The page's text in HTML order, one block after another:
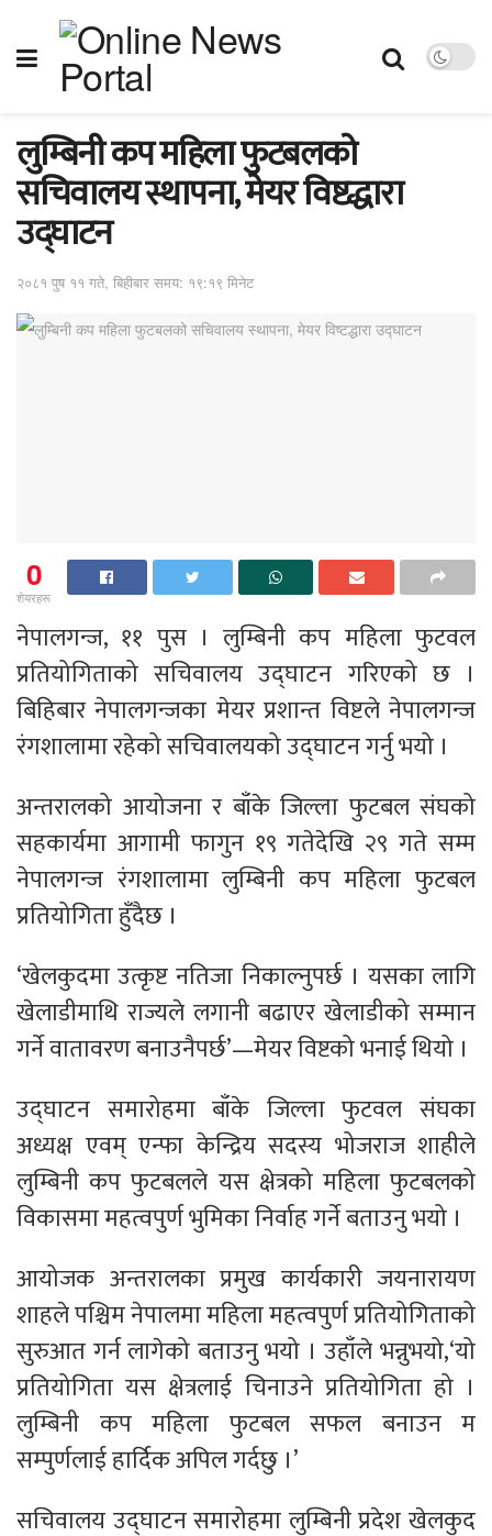
लुम्बिनी कप महिला फुटबलको
सचिवालय स्थापना, मेयर विष्टद्धारा
उद्घाटन
२०८१ पुष ११ गते, बिहीबार समय: १९:१९ मिनेट
0
शेयरहरू
नेपालगन्ज, ११ पुस । लुम्बिनी कप महिला फुटवल
प्रतियोगिताको सचिवालय उद्घाटन गरिएको छ ।
बिहिबार नेपालगन्जका मेयर प्रशान्त विष्टले नेपालगन्ज
रंगशालामा रहेको सचिवालयको उद्घाटन गर्नु भयो ।
अन्तरालको आयोजना र बाँके जिल्ला फुटबल संघको
सहकार्यमा आगामी फागुन १९ गतेदेखि २९ गते सम्म
नेपालगन्ज रंगशालामा लुम्बिनी कप महिला फुटबल
प्रतियोगिता हुँदैछ ।
‘खेलकुदमा उत्कृष्ट नतिजा निकाल्नुपर्छ । यसका लागि
खेलाडीमाथि राज्यले लगानी बढाएर खेलाडीको सम्मान
गर्ने वातावरण बनाउनैपर्छ’—मेयर विष्टको भनाई थियो ।
उद्घाटन समारोहमा बाँके जिल्ला फुटवल संघका
अध्यक्ष एवम् एन्फा केन्द्रिय सदस्य भोजराज शाहीले
लुम्बिनी कप फुटबलले यस क्षेत्रको महिला फुटबलको
विकासमा महत्वपुर्ण भुमिका निर्वाह गर्ने बताउनु भयो ।
आयोजक अन्तरालका प्रमुख कार्यकारी जयनारायण
शाहले पश्चिम नेपालमा महिला महत्वपुर्ण प्रतियोगिताको
सुरुआत गर्न लागेको बताउनु भयो । उहाँले भन्नुभयो,‘यो
प्रतियोगिता यस क्षेत्रलाई चिनाउने प्रतियोगिता हो ।
लुम्बिनी कप महिला फुटबल सफल बनाउन म
सम्पुर्णलाई हार्दिक अपिल गर्दछु ।’
सचिवालय उद्घाटन समारोहमा लुम्बिनी प्रदेश खेलकुद